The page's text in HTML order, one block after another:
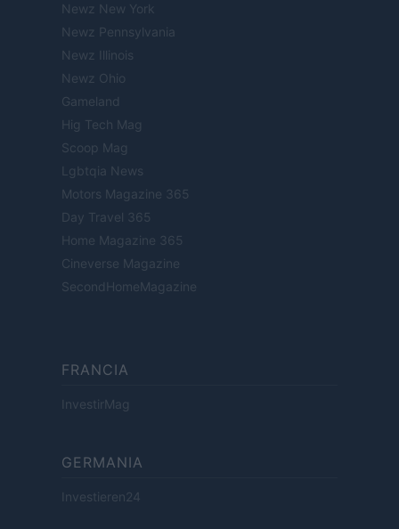
Newz New York
Newz Pennsylvania
Newz Illinois
Newz Ohio
Gameland
Hig Tech Mag
Scoop Mag
Lgbtqia News
Motors Magazine 365
Day Travel 365
Home Magazine 365
Cineverse Magazine
SecondHomeMagazine
FRANCIA
InvestirMag
GERMANIA
Investieren24